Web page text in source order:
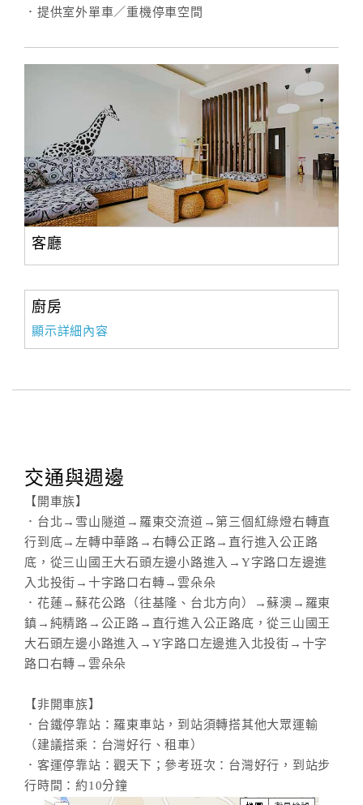
．提供室外單車／重機停車空間
客廳
廚房
顯示詳細內容
交通與週邊
【開車族】
．台北→雪山隧道→羅東交流道→第三個紅綠燈右轉直
行到底→左轉中華路→右轉公正路→直行進入公正路
底，從三山國王大石頭左邊小路進入→Y字路口左邊進
入北投街→十字路口右轉→雲朵朵
．花蓮→蘇花公路（往基隆、台北方向）→蘇澳→羅東
鎮→純精路→公正路→直行進入公正路底，從三山國王
大石頭左邊小路進入→Y字路口左邊進入北投街→十字
路口右轉→雲朵朵
【非開車族】
．台鐵停靠站：羅東車站，到站須轉搭其他大眾運輸
（建議搭乘：台灣好行、租車）
．客運停靠站：觀天下；參考班次：台灣好行，到站步
行時間：約10分鐘